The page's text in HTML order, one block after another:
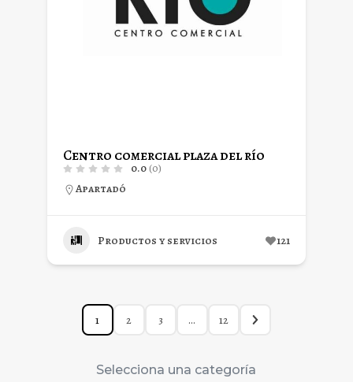
Centro comercial plaza del río
0.0(0)
Apartadó
Productos y servicios 121
1 2 3 … 12
Selecciona una categoría